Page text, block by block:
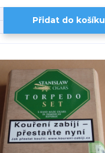
Přidat do košíku